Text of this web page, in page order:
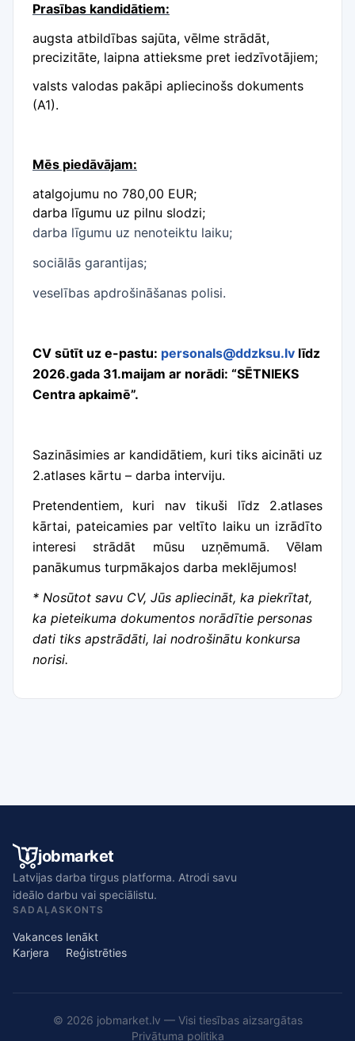
Prasības kandidātiem:
augsta atbildības sajūta, vēlme strādāt,
precizitāte, laipna attieksme pret iedzīvotājiem;
valsts valodas pakāpi apliecinošs dokuments
(A1).
Mēs piedāvājam:
atalgojumu no 780,00 EUR;
darba līgumu uz pilnu slodzi;
darba līgumu uz nenoteiktu laiku;
sociālās garantijas;
veselības apdrošināšanas polisi.
CV sūtīt uz e-pastu: personals@ddzksu.lv līdz
2026.gada 31.maijam ar norādi: “SĒTNIEKS
Centra apkaimē”.
Sazināsimies ar kandidātiem, kuri tiks aicināti uz
2.atlases kārtu – darba interviju.
Pretendentiem, kuri nav tikuši līdz 2.atlases
kārtai, pateicamies par veltīto laiku un izrādīto
interesi strādāt mūsu uzņēmumā. Vēlam
panākumus turpmākajos darba meklējumos!
* Nosūtot savu CV, Jūs apliecināt, ka piekrītat,
ka pieteikuma dokumentos norādītie personas
dati tiks apstrādāti, lai nodrošinātu konkursa
norisi.
jobmarket
Latvijas darba tirgus platforma. Atrodi savu
ideālo darbu vai speciālistu.
SADAĻAS
Vakances
Karjera
KONTS
Ienākt
Reģistrēties
© 2026 jobmarket.lv — Visi tiesības aizsargātas
Privātuma politika